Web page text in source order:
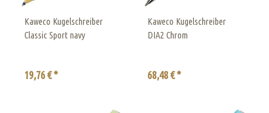
Kaweco Kugelschreiber
Classic Sport navy
19,76 € *
Kaweco Kugelschreiber
DIA2 Chrom
68,48 € *